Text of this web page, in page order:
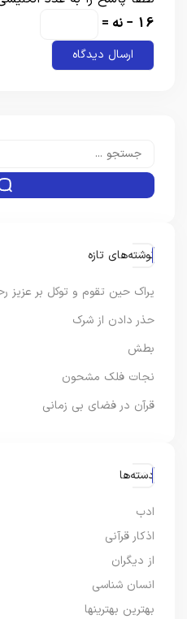
16 − نه =
نوشته‌های تازه
یراک حین تقوم و توکل بر عزیز
حذر دادن از شرک
بطش
نجات فلک مشحون
قرآن در فضای بی زمانی
دسته‌ها
ادب
اذکار قرآنی
از دیگران
انسان شناسی
بهترین بهترینها